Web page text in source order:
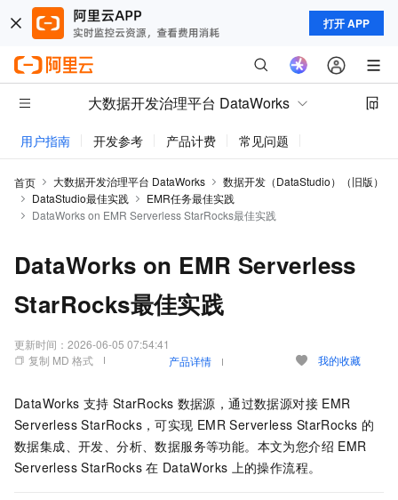
打开 APP
大数据开发治理平台 DataWorks
用户指南 开发参考 产品计费 常见问题
首页 大数据开发治理平台 DataWorks
数据开发（DataStudio）（旧版）
DataStudio最佳实践
EMR任务最佳实践
DataWorks on EMR Serverless StarRocks最佳实践
DataWorks on EMR Serverless
StarRocks最佳实践
更新时间： 2026-06-05 07:54:41
复制 MD 格式
产品详情 我的收藏
DataWorks 支持 StarRocks 数据源，通过数据源对接 EMR
Serverless StarRocks，可实现 EMR Serverless StarRocks 的
数据集成、开发、分析、数据服务等功能。本文为您介绍 EMR
Serverless StarRocks 在 DataWorks 上的操作流程。